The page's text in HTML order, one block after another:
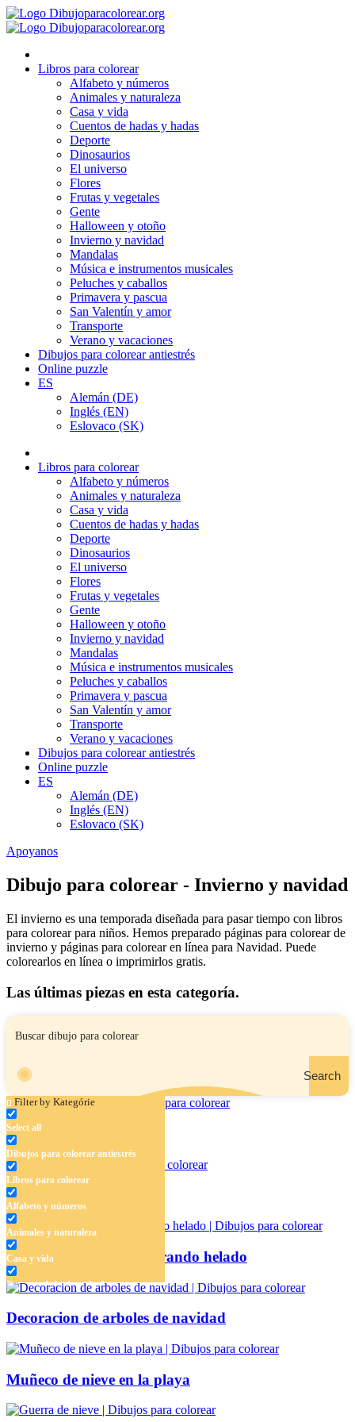
Ir
al
Libros para colorear
Alfabeto y números
Animales y naturaleza
Casa y vida
Cuentos de hadas y hadas
Deporte
Dinosaurios
El universo
Flores
Frutas y vegetales
Gente
Halloween y otoño
Invierno y navidad
Mandalas
Música e instrumentos musicales
Peluches y caballos
Primavera y pascua
San Valentín y amor
Transporte
Verano y vacaciones
Dibujos para colorear antiestrés
Online puzzle
ES
Alemán (DE)
Inglés (EN)
Eslovaco (SK)
Libros para colorear
Alfabeto y números
Animales y naturaleza
Casa y vida
Cuentos de hadas y hadas
Deporte
Dinosaurios
El universo
Flores
Frutas y vegetales
Gente
Halloween y otoño
Invierno y navidad
Mandalas
Música e instrumentos musicales
Peluches y caballos
Primavera y pascua
San Valentín y amor
Transporte
Verano y vacaciones
Dibujos para colorear antiestrés
Online puzzle
ES
Alemán (DE)
Inglés (EN)
Eslovaco (SK)
Apoyanos
Dibujo para colorear - Invierno y navidad
El invierno es una temporada diseñada para pasar tiempo con libros
para colorear para niños. Hemos preparado páginas para colorear de
invierno y páginas para colorear en línea para Navidad. Puede
colorearlos en línea o imprimirlos gratis.
Las últimas piezas en esta categoría.
Search
Filter by Kategórie
Select all
Dibujos para colorear antiestrés
Libros para colorear
Alfabeto y números
Animales y naturaleza
Casa y vida
Cuentos de hadas y hadas
Deporte
Flores
Frutas y vegetales
Papá Noel expreso
Bola navideña
Muñecos de nieve comprando helado
Decoracion de arboles de navidad
Muñeco de nieve en la playa